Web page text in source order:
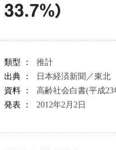
33.7％）
類型 ：
推計
出典 ：
日本経済新聞／東北
資料 ：
高齢社会白書(平成23
発表 ：
2012年2月2日